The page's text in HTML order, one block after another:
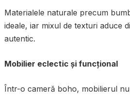
Materialele naturale precum
ideale, iar mixul de texturi aduce
autentic.
Mobilier eclectic și funcțional
Într-o cameră boho, mobilierul